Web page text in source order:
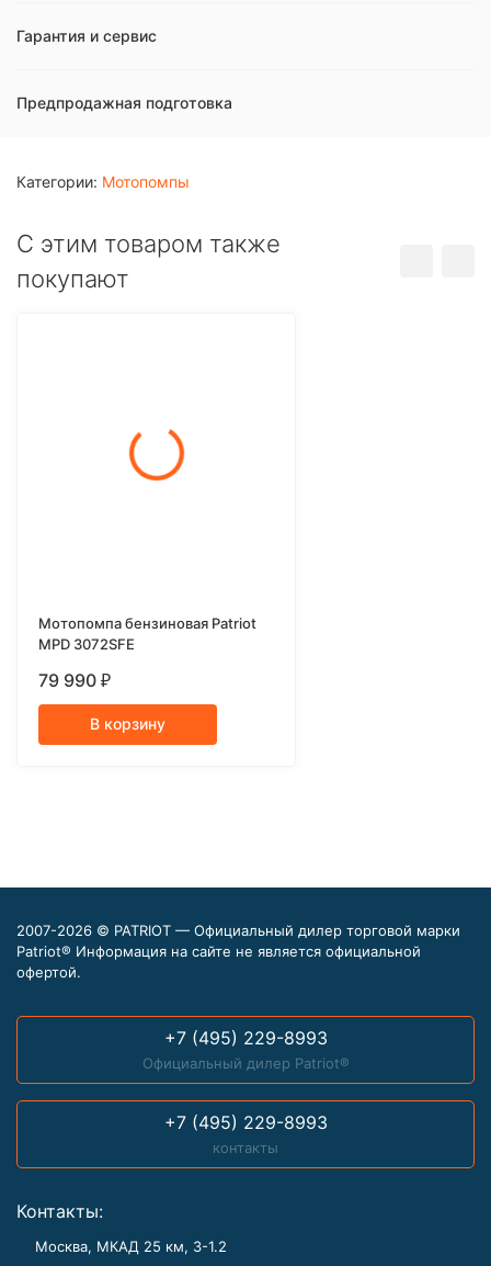
Гарантия и сервис
Предпродажная подготовка
Категории: Мотопомпы
C этим товаром также
покупают
Мотопомпа бензиновая Patriot
MPD 3072SFE
79 990 ₽
В корзину
2007-2026 © PATRIOT — Официальный дилер торговой марки
Patriot® Информация на сайте не является официальной
офертой.
+7 (495) 229-8993
Официальный дилер Patriot®
+7 (495) 229-8993
контакты
Контакты:
Москва, МКАД 25 км, З-1.2